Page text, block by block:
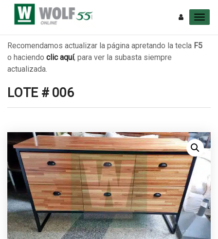
Recomendamos actualizar la página apretando la tecla F5
o haciendo clic aquí, para ver la subasta siempre
actualizada.
LOTE # 006